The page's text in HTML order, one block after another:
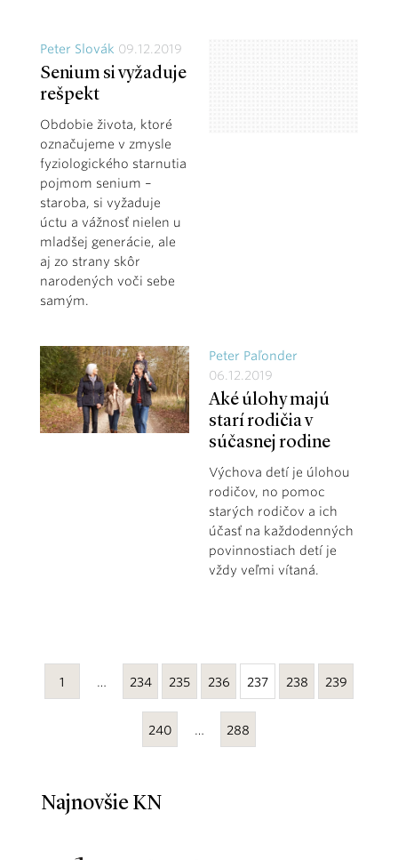
Peter Slovák 09.12.2019
Senium si vyžaduje
rešpekt
Obdobie života, ktoré
označujeme v zmysle
fyziologického starnutia
pojmom senium –
staroba, si vyžaduje
úctu a vážnosť nielen u
mladšej generácie, ale
aj zo strany skôr
narodených voči sebe
samým.
Peter Paľonder
06.12.2019
Aké úlohy majú
starí rodičia v
súčasnej rodine
Výchova detí je úlohou
rodičov, no pomoc
starých rodičov a ich
účasť na každodenných
povinnostiach detí je
vždy veľmi vítaná.
1 … 234 235 236 237 238 239
240 … 288
Najnovšie KN